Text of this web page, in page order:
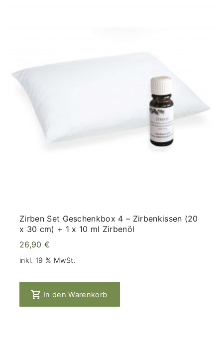
Zirben Set Geschenkbox 4 – Zirbenkissen (20
x 30 cm) + 1 x 10 ml Zirbenöl
26,90 €
inkl. 19 % MwSt.
In den Warenkorb